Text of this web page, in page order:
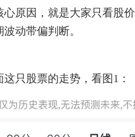
心原因，就是大家只看股
动带偏判断。
只股票的走势，看图1：